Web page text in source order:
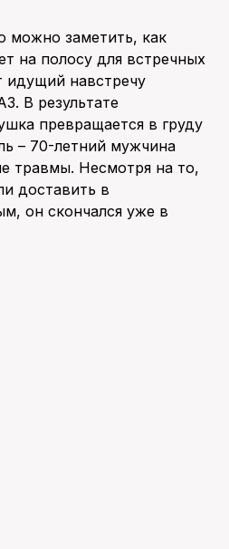
можно заметить, как
на полосу для встречных
идущий навстречу
В результате
превращается в груду
– 70-летний мужчина
травмы. Несмотря на то,
доставить в
он скончался уже в